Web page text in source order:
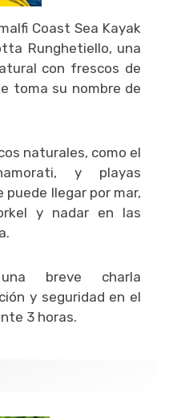
Coast Sea Kayak
Runghetiello, una
con frescos de
toma su nombre de
naturales, como el
y playas
puede llegar por mar,
y nadar en las
breve charla
y seguridad en el
3 horas.